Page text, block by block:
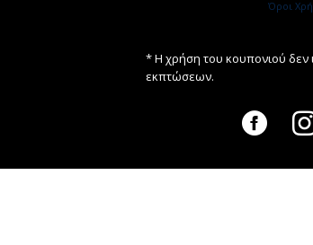
Όροι
* Η χρήση του κουπονιού δεν
εκπτώσεων.